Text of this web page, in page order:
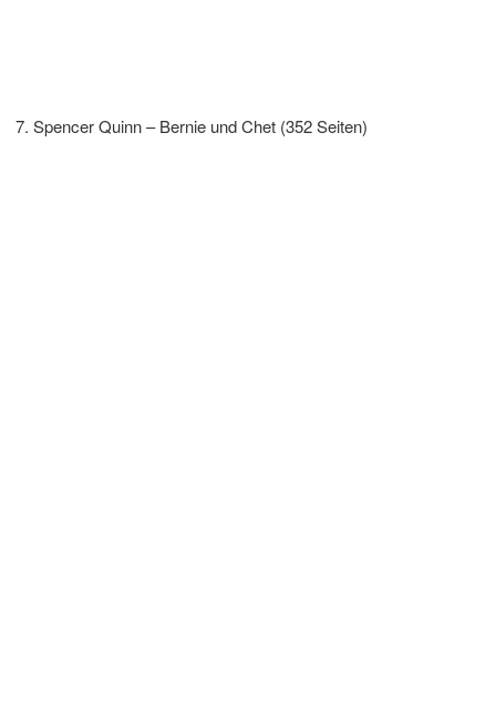
Spencer Quinn – Bernie und Chet (352 Seiten)